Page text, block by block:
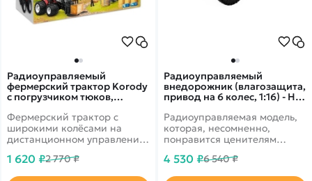
Радиоуправляемый
фермерский трактор Korody
с погрузчиком тюков,
6CH RTR - KR6634K
Фермерский трактор с
широкими колёсами на
дистанционном управлении
масштабе 1/24. В комплекте
1 620 ₽2 770 ₽
Радиоуправляемый
внедорожник (влагозащита,
привод на 6 колес, 1:16) - HB-
Радиоуправляемая модель,
которая, несомненно,
понравится ценителям
4 530 ₽6 540 ₽